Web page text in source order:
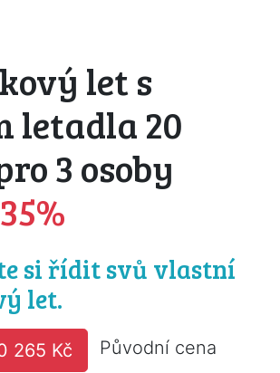
let s
letadla 20
3 osoby
si řídit svů vlastní
let.
265 Kč
Původní cena